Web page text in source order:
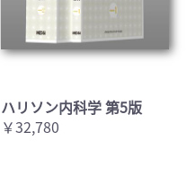
ハリソン内科学 第5版
￥32,780